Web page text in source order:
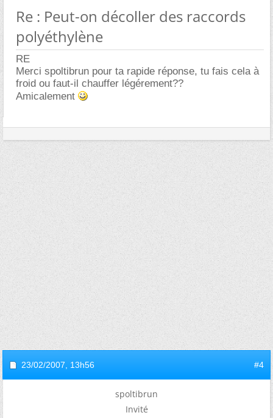
Re : Peut-on décoller des raccords
polyéthylène
RE
Merci spoltibrun pour ta rapide réponse, tu fais cela à
froid ou faut-il chauffer légérement??
Amicalement
23/02/2007, 13h56 #4
spoltibrun
Invité